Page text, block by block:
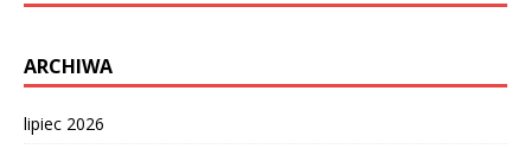
ARCHIWA
lipiec 2026